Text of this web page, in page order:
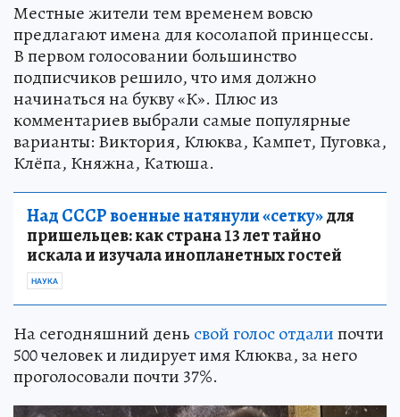
Местные жители тем временем вовсю
предлагают имена для косолапой принцессы.
В первом голосовании большинство
подписчиков решило, что имя должно
начинаться на букву «К». Плюс из
комментариев выбрали самые популярные
варианты: Виктория, Клюква, Кампет, Пуговка,
Клёпа, Княжна, Катюша.
Над СССР военные натянули «сетку»для
пришельцев: как страна 13 лет тайно
искала и изучала инопланетных гостей
НАУКА
На сегодняшний день свой голос отдалипочти
500 человек и лидирует имя Клюква, за него
проголосовали почти 37%.